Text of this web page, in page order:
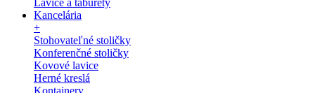
Lavice a taburety
Kancelária
+
Stohovateľné stoličky
Konferenčné stoličky
Kovové lavice
Herné kreslá
Kontajnery